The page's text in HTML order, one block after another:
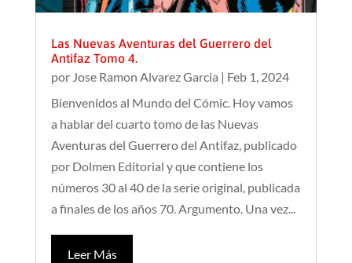
Las Nuevas Aventuras del Guerrero del
Antifaz Tomo 4.
por Jose Ramon Alvarez Garcia | Feb 1, 2024
Bienvenidos al Mundo del Cómic. Hoy vamos
a hablar del cuarto tomo de las Nuevas
Aventuras del Guerrero del Antifaz, publicado
por Dolmen Editorial y que contiene los
números 30 al 40 de la serie original, publicada
a finales de los años 70. Argumento. Una vez...
Leer Más